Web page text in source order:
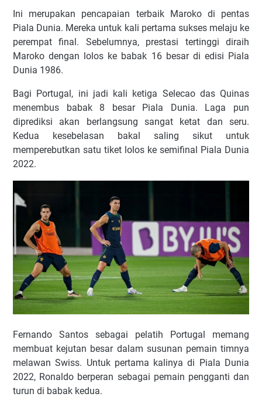
Ini merupakan pencapaian terbaik Maroko di pentas
Piala Dunia. Mereka untuk kali pertama sukses melaju ke
perempat final. Sebelumnya, prestasi tertinggi diraih
Maroko dengan lolos ke babak 16 besar di edisi Piala
Dunia 1986.
Bagi Portugal, ini jadi kali ketiga Selecao das Quinas
menembus babak 8 besar Piala Dunia. Laga pun
diprediksi akan berlangsung sangat ketat dan seru.
Kedua kesebelasan bakal saling sikut untuk
memperebutkan satu tiket lolos ke semifinal Piala Dunia
2022.
Fernando Santos sebagai pelatih Portugal memang
membuat kejutan besar dalam susunan pemain timnya
melawan Swiss. Untuk pertama kalinya di Piala Dunia
2022, Ronaldo berperan sebagai pemain pengganti dan
turun di babak kedua.